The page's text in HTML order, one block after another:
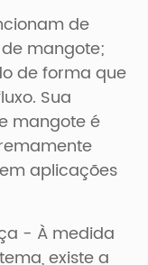
de
mangote;
de forma que
Sua
mangote é
aplicações
- À medida
existe a